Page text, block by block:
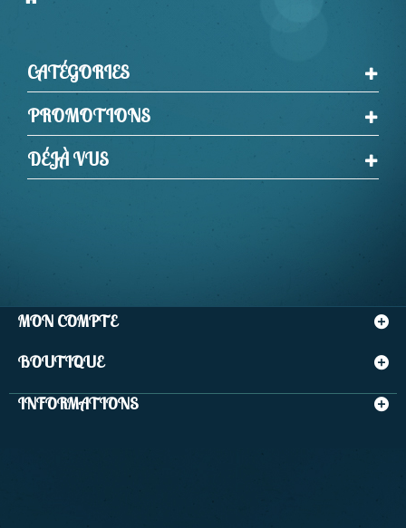
CATÉGORIES
PROMOTIONS
DÉJÀ VUS
MON COMPTE
BOUTIQUE
INFORMATIONS